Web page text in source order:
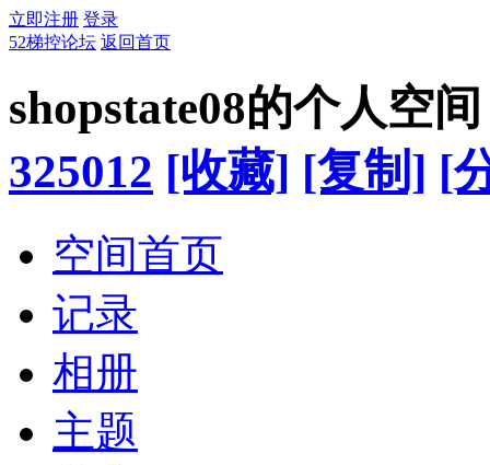
立即注册 登录
52梯控论坛 返回首页
shopstate08的个人空间
325012 [收藏] [复制] [
空间首页
记录
相册
主题